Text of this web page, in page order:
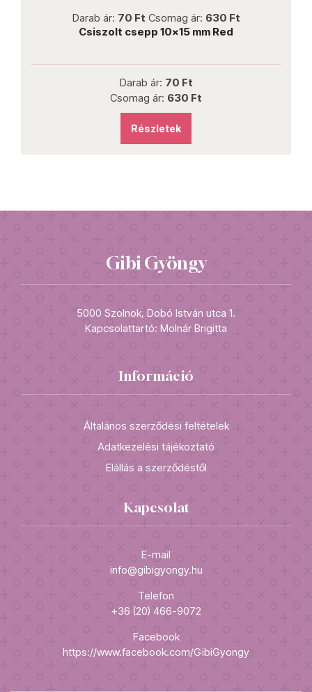
Darab ár:70 Ft Csomag ár:630 Ft
Csiszolt csepp 10x15 mm Red
Darab ár:70 Ft
Csomag ár:630 Ft
Részletek
Gibi Gyöngy
5000 Szolnok, Dobó István utca 1.
Kapcsolattartó: Molnár Brigitta
Információ
Általános szerződési feltételek
Adatkezelési tájékoztató
Elállás a szerződéstől
Kapcsolat
E-mail
info@gibigyongy.hu
Telefon
+36 (20) 466-9072
Facebook
https://www.facebook.com/GibiGyongy